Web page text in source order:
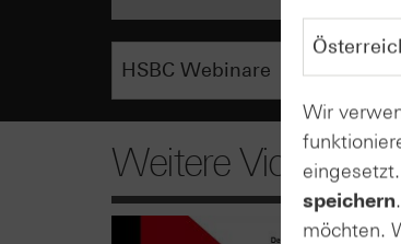
Weitere Videos
Wir
eingesetzt.
speichern
möchten.